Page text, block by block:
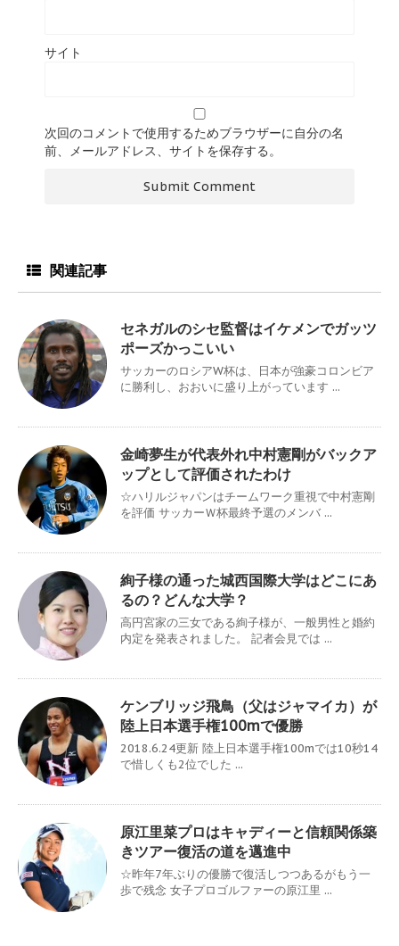
サイト
次回のコメントで使用するためブラウザーに自分の名
前、メールアドレス、サイトを保存する。
関連記事
セネガルのシセ監督はイケメンでガッツ
ポーズかっこいい
サッカーのロシアW杯は、日本が強豪コロンビア
に勝利し、おおいに盛り上がっています ...
金崎夢生が代表外れ中村憲剛がバックア
ップとして評価されたわけ
☆ハリルジャパンはチームワーク重視で中村憲剛
を評価 サッカーＷ杯最終予選のメンバ ...
絢子様の通った城西国際大学はどこにあ
るの？どんな大学？
高円宮家の三女である絢子様が、一般男性と婚約
内定を発表されました。 記者会見では ...
ケンブリッジ飛鳥（父はジャマイカ）が
陸上日本選手権100mで優勝
2018.6.24更新 陸上日本選手権100mでは10秒14
で惜しくも2位でした ...
原江里菜プロはキャディーと信頼関係築
きツアー復活の道を邁進中
☆昨年7年ぶりの優勝で復活しつつあるがもう一
歩で残念 女子プロゴルファーの原江里 ...